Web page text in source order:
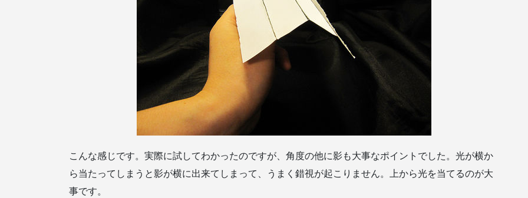
こんな感じです。実際に試してわかったのですが、角度の他に影も大事なポイントでした。光が横か
ら当たってしまうと影が横に出来てしまって、うまく錯視が起こりません。上から光を当てるのが大
事です。